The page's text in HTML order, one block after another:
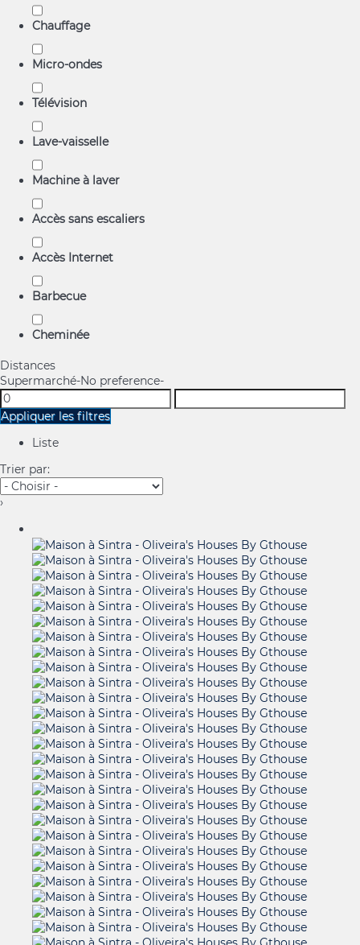
Chauffage
Micro-ondes
Télévision
Lave-vaisselle
Machine à laver
Accès sans escaliers
Accès Internet
Barbecue
Cheminée
Distances
Supermarché-No preference-
Appliquer les filtres
Liste
Trier par:
›